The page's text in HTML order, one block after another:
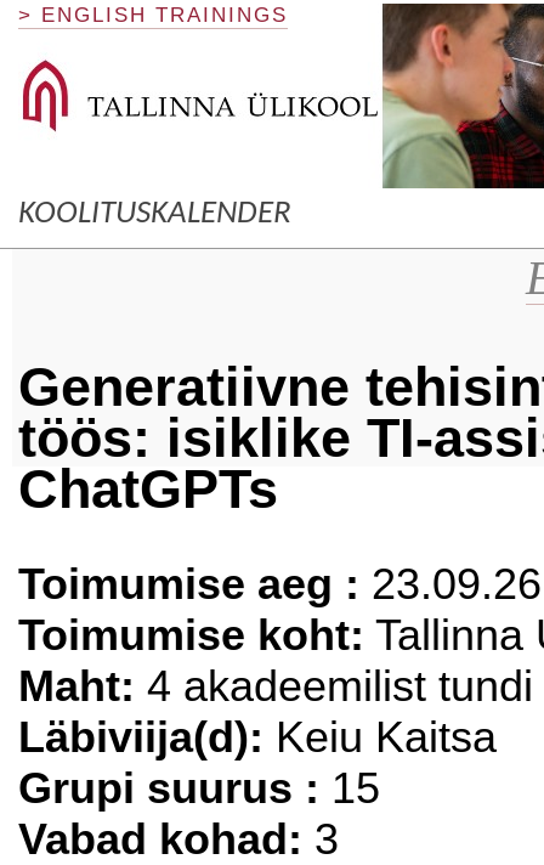
> ENGLISH TRAININGS
KOOLITUSKALENDER
Generatiivne
töös: isiklike TI-
ChatGPTs
Toimumise aeg :
Toimumise koht: Tallinna
Maht: 4 akadeemilist tundi
Läbiviija(d): Keiu Kaitsa
Grupi suurus : 15
Vabad kohad: 3